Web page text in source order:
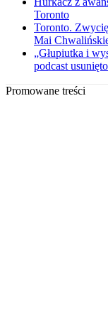
Toronto
Toronto.
Mai
„Głupiutka i
podcast usunięto
Promowane treści